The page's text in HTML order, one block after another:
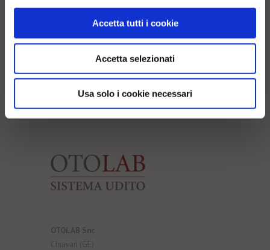
Accetta tutti i cookie
Accetta selezionati
Usa solo i cookie necessari
LOGOPEDISTA
OTORINOLARINGOIATRA
OTOLAB Snc
Chiavari (GE)